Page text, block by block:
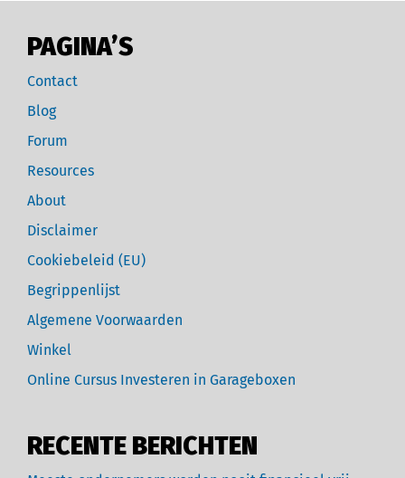
PAGINA’S
Contact
Blog
Forum
Resources
About
Disclaimer
Cookiebeleid (EU)
Begrippenlijst
Algemene Voorwaarden
Winkel
Online Cursus Investeren in Garageboxen
RECENTE BERICHTEN